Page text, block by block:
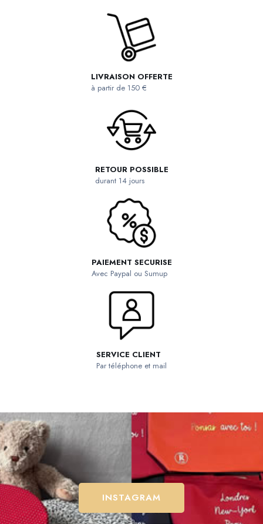
LIVRAISON OFFERTE
à partir de 150 €
RETOUR POSSIBLE
durant 14 jours
PAIEMENT SECURISE
Avec Paypal ou Sumup
SERVICE CLIENT
Par téléphone et mail
INSTAGRAM